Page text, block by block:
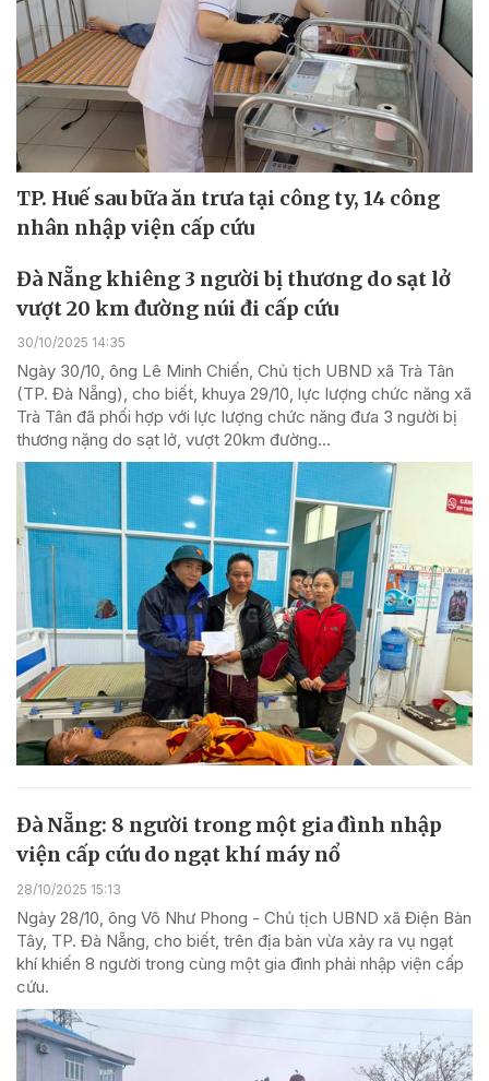
TP. Huế sau bữa ăn trưa tại công ty, 14 công
nhân nhập viện cấp cứu
Đà Nẵng khiêng 3 người bị thương do sạt lở
vượt 20 km đường núi đi cấp cứu
30/10/2025 14:35
Ngày 30/10, ông Lê Minh Chiến, Chủ tịch UBND xã Trà Tân
(TP. Đà Nẵng), cho biết, khuya 29/10, lực lượng chức năng xã
Trà Tân đã phối hợp với lực lượng chức năng đưa 3 người bị
thương nặng do sạt lở, vượt 20km đường...
Đà Nẵng: 8 người trong một gia đình nhập
viện cấp cứu do ngạt khí máy nổ
28/10/2025 15:13
Ngày 28/10, ông Võ Như Phong - Chủ tịch UBND xã Điện Bàn
Tây, TP. Đà Nẵng, cho biết, trên địa bàn vừa xảy ra vụ ngạt
khí khiến 8 người trong cùng một gia đình phải nhập viện cấp
cứu.